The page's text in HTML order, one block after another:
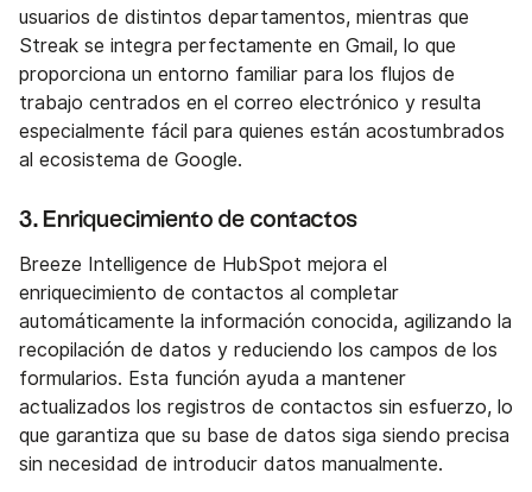
usuarios de distintos departamentos, mientras que
Streak se integra perfectamente en Gmail, lo que
proporciona un entorno familiar para los flujos de
trabajo centrados en el correo electrónico y resulta
especialmente fácil para quienes están acostumbrados
al ecosistema de Google.
3. Enriquecimiento de contactos
Breeze Intelligence de HubSpot mejora el
enriquecimiento de contactos al completar
automáticamente la información conocida, agilizando la
recopilación de datos y reduciendo los campos de los
formularios. Esta función ayuda a mantener
actualizados los registros de contactos sin esfuerzo, lo
que garantiza que su base de datos siga siendo precisa
sin necesidad de introducir datos manualmente.